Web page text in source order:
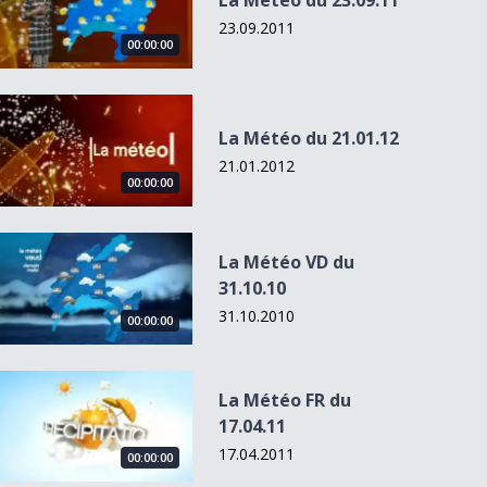
00:00:00
23.09.2011
Météo du 21.01.12
00:00:00
La Météo du 21.01.12
21.01.2012
Météo VD du 31.10.10
00:00:00
La Météo VD du
31.10.10
31.10.2010
Météo FR du 17.04.11
00:00:00
La Météo FR du
17.04.11
17.04.2011